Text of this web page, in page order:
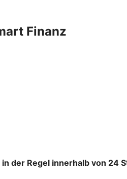
Finanz
der Regel innerhalb von 24